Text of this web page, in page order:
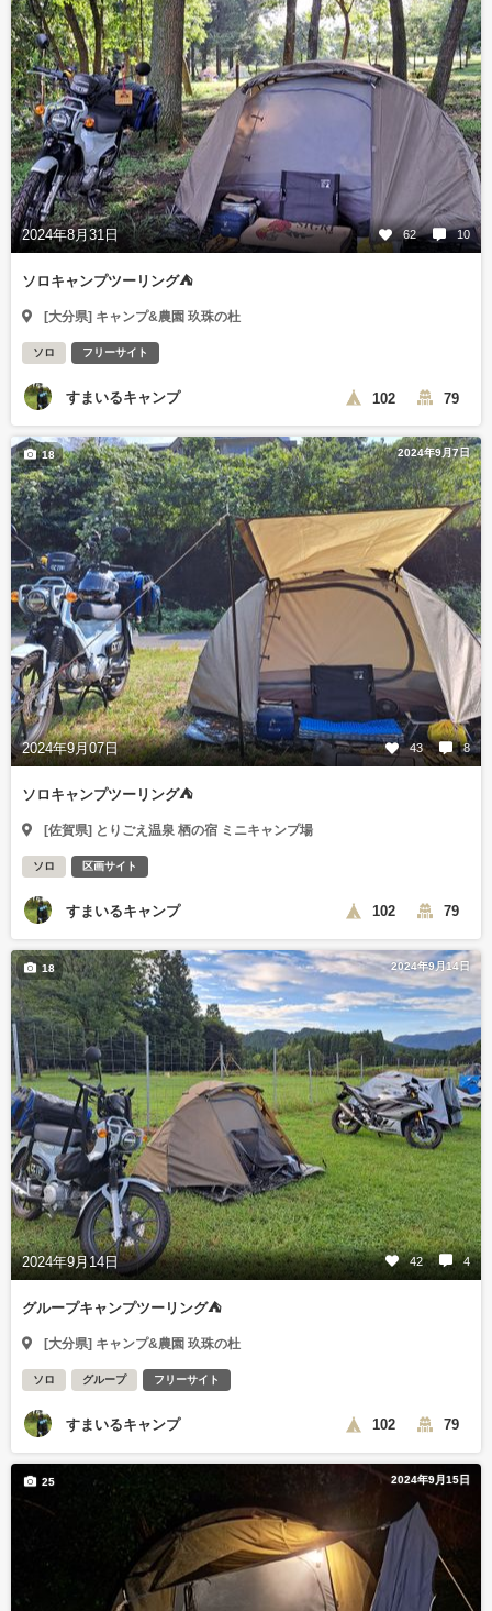
2024年8月31日 62 10
ソロキャンプツーリング⛺
[大分県] キャンプ&農園 玖珠の杜
ソロ フリーサイト
すまいるキャンプ 102 79
2024年9月7日
2024年9月07日 43 8
18
ソロキャンプツーリング⛺
[佐賀県] とりごえ温泉 栖の宿 ミニキャンプ場
ソロ 区画サイト
すまいるキャンプ 102 79
2024年9月14日
2024年9月14日 42 4
18
グループキャンプツーリング⛺
[大分県] キャンプ&農園 玖珠の杜
ソロ グループ フリーサイト
すまいるキャンプ 102 79
2024年9月15日
25